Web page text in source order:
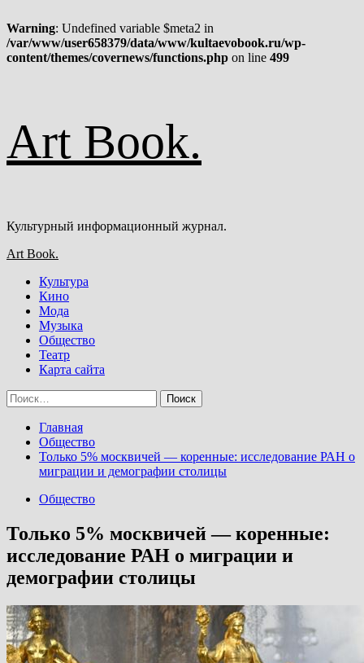
Warning: Undefined variable $meta2 in
/var/www/user658379/data/www/kultaevobook.ru/wp-
content/themes/covernews/functions.php on line 499
содержимому
Art Book.
Культурный информационный журнал.
Основное
Art Book.
Культура
Кино
Мода
Музыка
Общество
Театр
Карта сайта
Найти:
Главная
Общество
Только 5% москвичей — коренные: исследование РАН о
миграции и демографии столицы
Общество
Только 5% москвичей — коренные:
исследование РАН о миграции и
демографии столицы